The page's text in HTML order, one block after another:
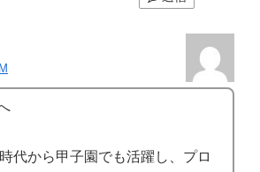
代から甲子園でも活躍し、プロ